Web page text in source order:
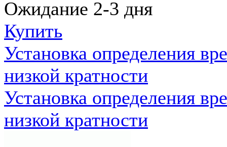
Ожидание 2-3 дня
Купить
Установка определения
низкой кратности
Установка определения
низкой кратности